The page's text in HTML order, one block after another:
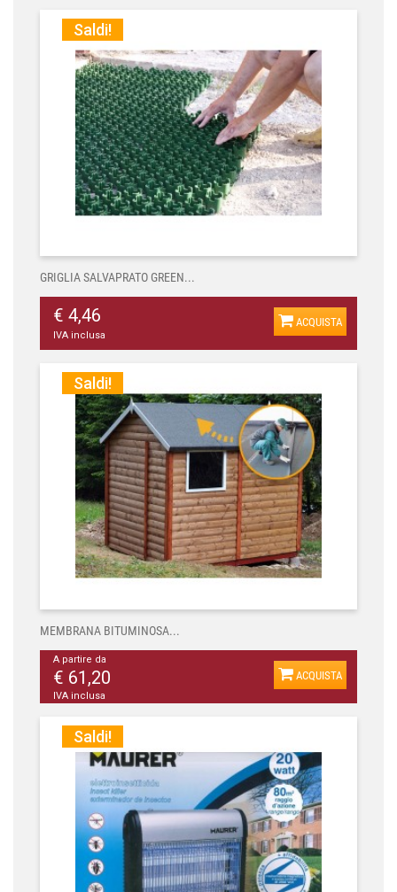
Saldi!
GRIGLIA SALVAPRATO GREEN...
€ 4,46
IVA inclusa
ACQUISTA
Saldi!
MEMBRANA BITUMINOSA...
A partire da
€ 61,20
IVA inclusa
ACQUISTA
Saldi!